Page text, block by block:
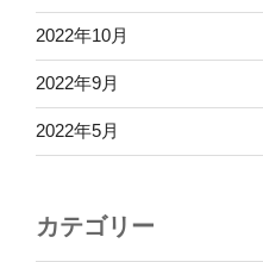
2022年10月
2022年9月
2022年5月
カテゴリー